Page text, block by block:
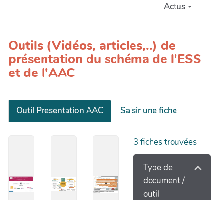
Actus
Outils (Vidéos, articles,..) de
présentation du schéma de l'ESS
et de l'AAC
Outil Presentation AAC Saisir une fiche
3 fiches trouvées
Type de
document /
outil